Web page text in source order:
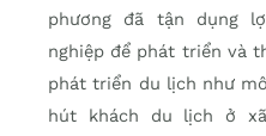
phương đã tận dụng
nghiệp để phát triển và
phát triển du lịch như
hút khách du lịch ở